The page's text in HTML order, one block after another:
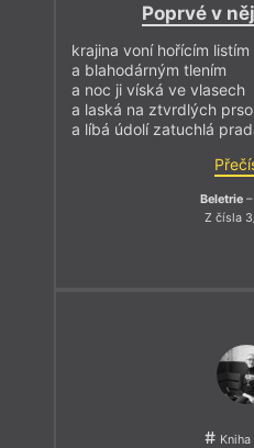
Poprvé v
krajina voní hořícím listím
a blahodárným tlením
a noc ji víská ve vlasech
a laská na ztvrdlých
a líbá údolí zatuchlá
Beletrie
Z čísla